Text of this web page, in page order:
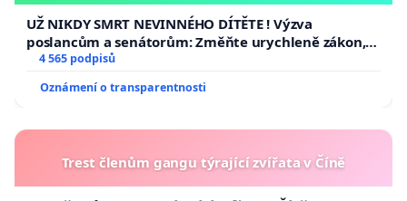
UŽ NIKDY SMRT NEVINNÉHO DÍTĚTE ! Výzva
poslancům a senátorům: Změňte urychleně zákon,
aby se tragédie malé Viktorky už nemohla opakovat!
4 565 podpisů
Oznámení o transparentnosti
Trest členům gangu týrající zvířata v Číně